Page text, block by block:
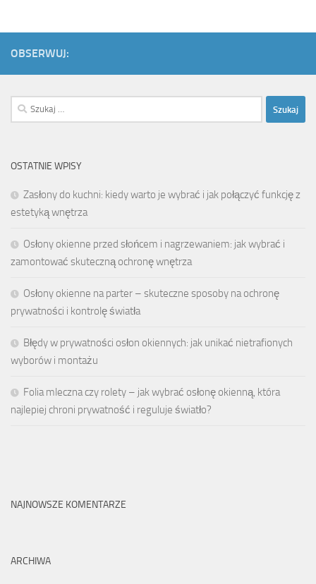
OBSERWUJ:
Szukaj:
OSTATNIE WPISY
Zasłony do kuchni: kiedy warto je wybrać i jak połączyć funkcję z
estetyką wnętrza
Osłony okienne przed słońcem i nagrzewaniem: jak wybrać i
zamontować skuteczną ochronę wnętrza
Osłony okienne na parter – skuteczne sposoby na ochronę
prywatności i kontrolę światła
Błędy w prywatności osłon okiennych: jak unikać nietrafionych
wyborów i montażu
Folia mleczna czy rolety – jak wybrać osłonę okienną, która
najlepiej chroni prywatność i reguluje światło?
NAJNOWSZE KOMENTARZE
ARCHIWA